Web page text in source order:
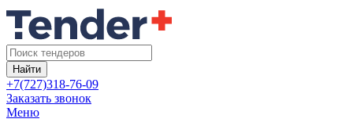
Найти
+7(727)318-76-09
Заказать звонок
Меню